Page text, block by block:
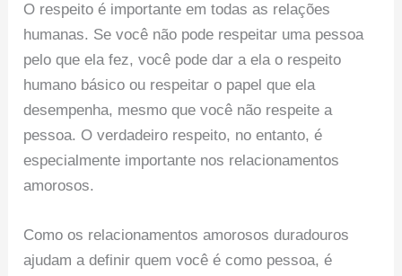
O respeito é importante em todas as relações
humanas. Se você não pode respeitar uma pessoa
pelo que ela fez, você pode dar a ela o respeito
humano básico ou respeitar o papel que ela
desempenha, mesmo que você não respeite a
pessoa. O verdadeiro respeito, no entanto, é
especialmente importante nos relacionamentos
amorosos.
Como os relacionamentos amorosos duradouros
ajudam a definir quem você é como pessoa, é